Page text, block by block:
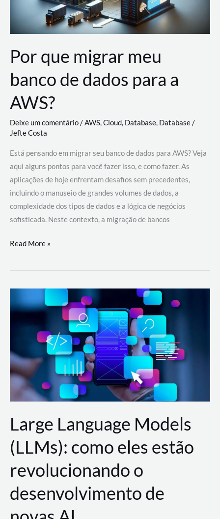
Por que migrar meu
banco de dados para a
AWS?
Deixe um comentário/AWS,Cloud, Database, Database/
Jefte Costa
Está pensando em migrar seu banco de dados para AWS? Veja
aqui alguns pontos para você fazer isso, e como fazer. As
aplicações de hoje enfrentam desafios sem precedentes,
incluindo o manuseio de grandes volumes de dados, a
complexidade dos tipos de dados e a lógica de negócios
sofisticada. Neste contexto, a migração de bancos
Por
migrar
de
a
AWS?
Read More »
Large Language Models
(LLMs): como eles estão
revolucionando o
desenvolvimento de